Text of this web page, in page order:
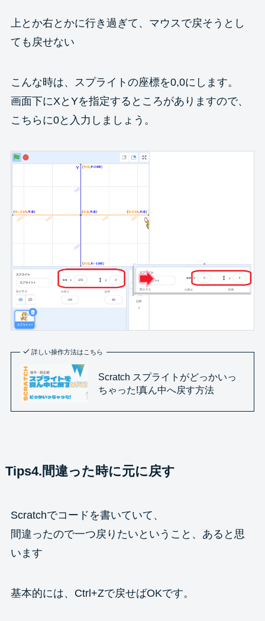
上とか右とかに行き過ぎて、マウスで戻そうとし
ても戻せない
こんな時は、スプライトの座標を0,0にします。
画面下にXとYを指定するところがありますので、
こちらに0と入力しましょう。
詳しい操作方法はこちら
Scratch スプライトがどっかいっ
ちゃった!真ん中へ戻す方法
Tips4.間違った時に元に戻す
Scratchでコードを書いていて、
間違ったので一つ戻りたいということ、あると思
います
基本的には、Ctrl+Zで戻せばOKです。